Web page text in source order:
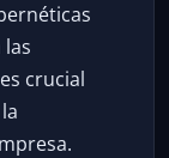
crucial